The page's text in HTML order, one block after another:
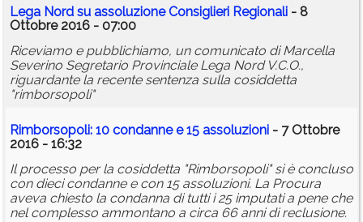
Lega Nord su assoluzione Consiglieri Regionali - 8
Ottobre 2016 - 07:00
Riceviamo e pubblichiamo, un comunicato di Marcella
Severino Segretario Provinciale Lega Nord V.C.O.,
riguardante la recente sentenza sulla cosiddetta
"rimborsopoli"
Rimborsopoli: 10 condanne e 15 assoluzioni - 7 Ottobre
2016 - 16:32
Il processo per la cosiddetta "Rimborsopoli" si è concluso
con dieci condanne e con 15 assoluzioni. La Procura
aveva chiesto la condanna di tutti i 25 imputati a pene che
nel complesso ammontano a circa 66 anni di reclusione.